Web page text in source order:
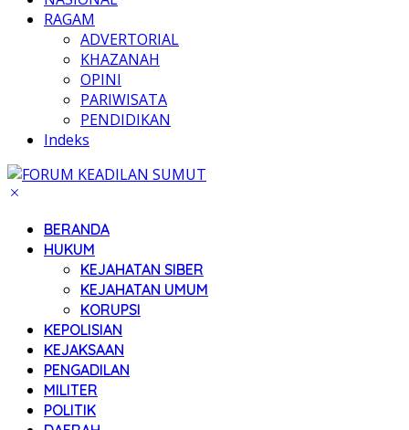
RAGAM
ADVERTORIAL
KHAZANAH
OPINI
PARIWISATA
PENDIDIKAN
Indeks
BERANDA
HUKUM
KEJAHATAN SIBER
KEJAHATAN UMUM
KORUPSI
KEPOLISIAN
KEJAKSAAN
PENGADILAN
MILITER
POLITIK